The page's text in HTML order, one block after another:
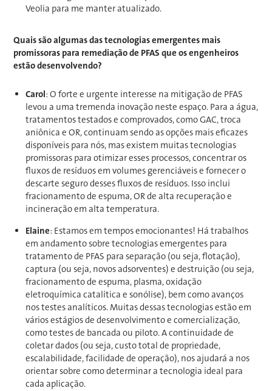
Veolia para me manter atualizado.
Quais são algumas das tecnologias emergentes mais
promissoras para remediação de PFAS que os engenheiros
estão desenvolvendo?
Carol: O forte e urgente interesse na mitigação de PFAS
levou a uma tremenda inovação neste espaço. Para a água,
tratamentos testados e comprovados, como GAC, troca
aniônica e OR, continuam sendo as opções mais eficazes
disponíveis para nós, mas existem muitas tecnologias
promissoras para otimizar esses processos, concentrar os
fluxos de resíduos em volumes gerenciáveis e fornecer o
descarte seguro desses fluxos de resíduos. Isso inclui
fracionamento de espuma, OR de alta recuperação e
incineração em alta temperatura.
Elaine: Estamos em tempos emocionantes! Há trabalhos
em andamento sobre tecnologias emergentes para
tratamento de PFAS para separação (ou seja, flotação),
captura (ou seja, novos adsorventes) e destruição (ou seja,
fracionamento de espuma, plasma, oxidação
eletroquímica catalítica e sonólise), bem como avanços
nos testes analíticos. Muitas dessas tecnologias estão em
vários estágios de desenvolvimento e comercialização,
como testes de bancada ou piloto. A continuidade de
coletar dados (ou seja, custo total de propriedade,
escalabilidade, facilidade de operação), nos ajudará a nos
orientar sobre como determinar a tecnologia ideal para
cada aplicação.